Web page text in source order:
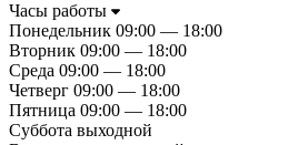
Часы работы
Понедельник 09:00 — 18:00
Вторник 09:00 — 18:00
Среда 09:00 — 18:00
Четверг 09:00 — 18:00
Пятница 09:00 — 18:00
Суббота выходной